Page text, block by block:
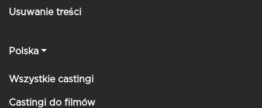
Usuwanie treści
Polska
Wszystkie castingi
Castingi do filmów